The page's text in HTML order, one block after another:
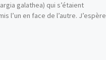
galathea) qui s’étaient
l’un en face de l’autre. J’espère